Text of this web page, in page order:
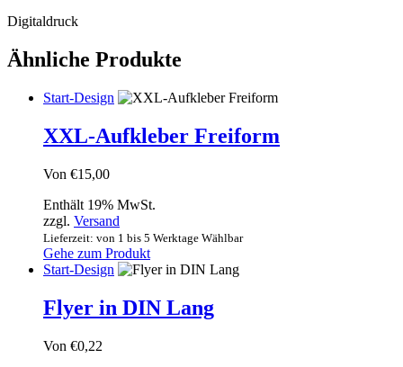
Digitaldruck
Ähnliche Produkte
Start-Design
XXL-Aufkleber Freiform
Von €15,00
Enthält 19% MwSt.
zzgl. Versand
Lieferzeit: von 1 bis 5 Werktage Wählbar
Gehe zum Produkt
Start-Design
Flyer in DIN Lang
Von €0,22